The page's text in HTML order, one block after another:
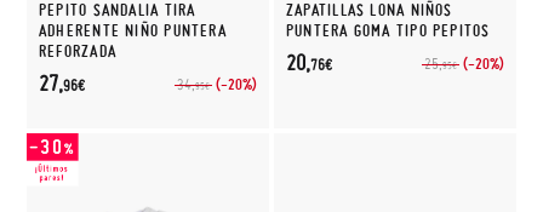
PEPITO SANDALIA TIRA
ADHERENTE NIÑO PUNTERA
REFORZADA
34,95€ (-20%)
27,96€
ZAPATILLAS LONA NIÑOS
PUNTERA GOMA TIPO PEPITOS
25,95€ (-20%)
20,76€